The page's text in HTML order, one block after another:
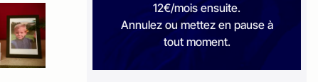
12€/mois ensuite.
Annulez ou mettez en pause à
tout moment.